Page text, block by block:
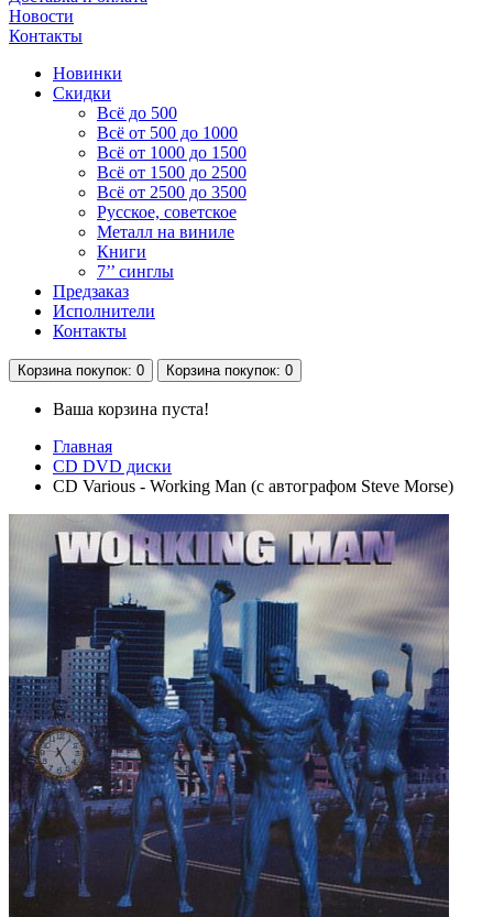
Новости
Контакты
Новинки
Скидки
Всё до 500
Всё от 500 до 1000
Всё от 1000 до 1500
Всё от 1500 до 2500
Всё от 2500 до 3500
Русское, советское
Металл на виниле
Книги
7’’ синглы
Предзаказ
Исполнители
Контакты
Корзина покупок: 0 Корзина покупок: 0
Ваша корзина пуста!
Главная
CD DVD диски
CD Various - Working Man (с автографом Steve Morse)